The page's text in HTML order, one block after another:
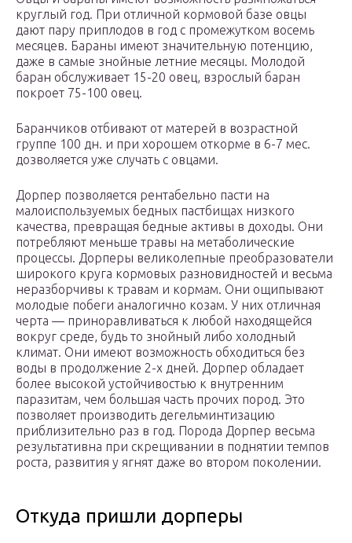
круглый год. При отличной кормовой базе овцы
дают пару приплодов в год с промежутком восемь
месяцев. Бараны имеют значительную потенцию,
даже в самые знойные летние месяцы. Молодой
баран обслуживает 15-20 овец, взрослый баран
покроет 75-100 овец.
Баранчиков отбивают от матерей в возрастной
группе 100 дн. и при хорошем откорме в 6-7 мес.
дозволяется уже случать с овцами.
Дорпер позволяется рентабельно пасти на
малоиспользуемых бедных пастбищах низкого
качества, превращая бедные активы в доходы. Они
потребляют меньше травы на метаболические
процессы. Дорперы великолепные преобразователи
широкого круга кормовых разновидностей и весьма
неразборчивы к травам и кормам. Они ощипывают
молодые побеги аналогично козам. У них отличная
черта — приноравливаться к любой находящейся
вокруг среде, будь то знойный либо холодный
климат. Они имеют возможность обходиться без
воды в продолжение 2-х дней. Дорпер обладает
более высокой устойчивостью к внутренним
паразитам, чем большая часть прочих пород. Это
позволяет производить дегельминтизацию
приблизительно раз в год. Порода Дорпер весьма
результативна при скрещивании в поднятии темпов
роста, развития у ягнят даже во втором поколении.
Откуда пришли дорперы